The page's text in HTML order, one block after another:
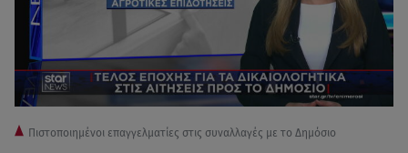
Πιστοποιημένοι επαγγελματίες στις συναλλαγές με το Δημόσιο